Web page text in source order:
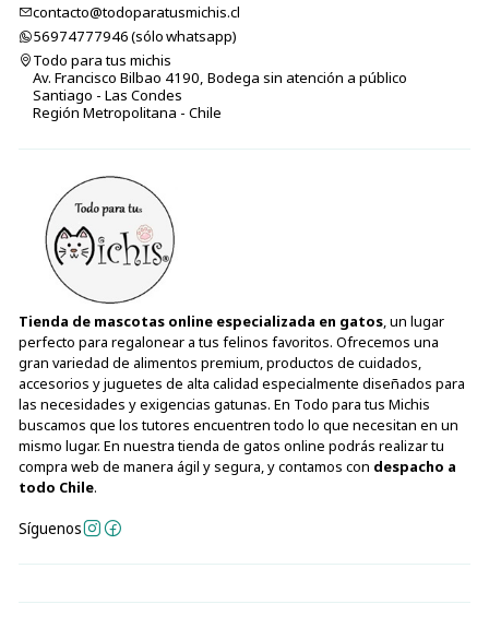
contacto@todoparatusmichis.cl
56974777946 (sólo⁣⁣⁣⁣⁣​​​​​​​​​​​​​​​ whatsapp)
Todo para tus michis
Av. Francisco Bilbao 4190, Bodega sin atención a público
Santiago - Las Condes
Región Metropolitana - Chile
Tienda de mascotas online especializada en gatos, un lugar
perfecto para regalonear a tus felinos favoritos. Ofrecemos una
gran variedad de alimentos premium, productos de cuidados,
accesorios y juguetes de alta calidad especialmente diseñados para
las necesidades y exigencias gatunas. En Todo para tus Michis
buscamos que los tutores encuentren todo lo que necesitan en un
mismo lugar. En nuestra tienda de gatos online podrás realizar tu
compra web de manera ágil y segura, y contamos con despacho a
todo Chile.
Síguenos